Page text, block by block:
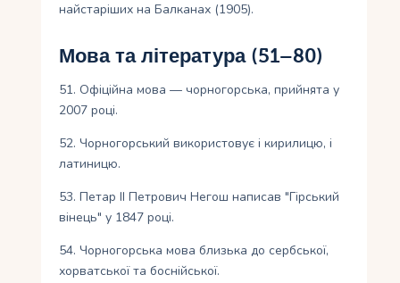
найстаріших на Балканах (1905).
Мова та література (51–80)
51. Офіційна мова — чорногорська, прийнята у
2007 році.
52. Чорногорський використовує і кирилицю, і
латиницю.
53. Петар II Петрович Негош написав "Гірський
вінець" у 1847 році.
54. Чорногорська мова близька до сербської,
хорватської та боснійської.